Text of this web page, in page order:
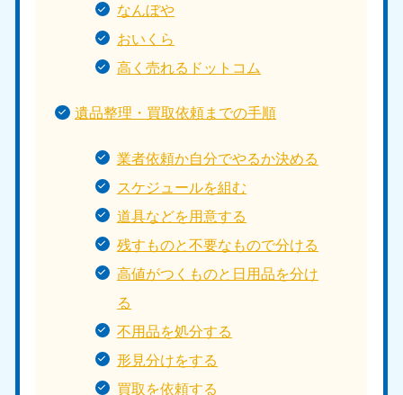
なんぼや
おいくら
高く売れるドットコム
遺品整理・買取依頼までの手順
業者依頼か自分でやるか決める
スケジュールを組む
道具などを用意する
残すものと不要なもので分ける
高値がつくものと日用品を分け
る
不用品を処分する
形見分けをする
買取を依頼する